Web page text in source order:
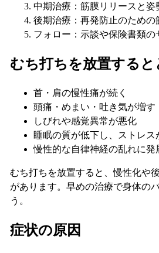
中期治療：筋膜リリースと姿
後期治療：再発防止のための
フォロー：示談や保険書類の
むち打ちを放置すると
首・肩の慢性痛が続く
頭痛・めまい・吐き気が増す
しびれや感覚異常が悪化
睡眠の質が低下し、ストレス
慢性的な自律神経の乱れに発
むち打ちを放置すると、慢性化や
があります。早めの治療で身体の
う。
症状の原因